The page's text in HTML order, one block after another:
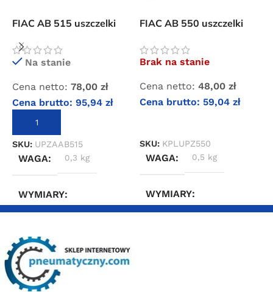
FIAC AB 515 uszczelki
kompresora
Na stanie
Cena netto: 78,00 zł
Cena brutto: 95,94 zł
DODAJ DO KOSZYKA
SKU: UPZAAB515
WAGA 0,3 kg
WYMIARY
FIAC AB 550 uszczelki
Brak na stanie
Cena netto: 48,00 zł
Cena brutto: 59,04 zł
SKU: KPLUPZ550
WAGA 0,5 kg
WYMIARY